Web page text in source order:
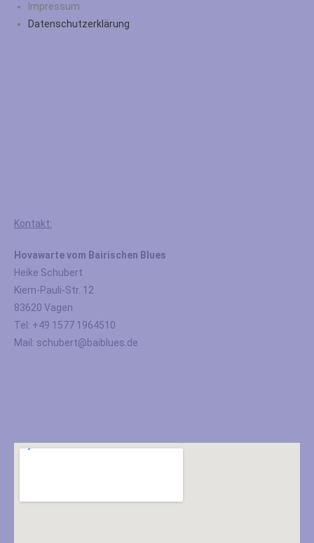
Impressum
Datenschutzerklärung
Kontakt:
Hovawarte vom Bairischen Blues
Heike Schubert
Kiem-Pauli-Str. 12
83620 Vagen
Tel: +49 1577 1964510
Mail: schubert@baiblues.de